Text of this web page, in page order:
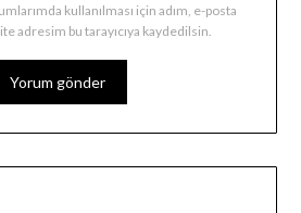
kullanılması için adım, e-posta
adresim bu tarayıcıya kaydedilsin.